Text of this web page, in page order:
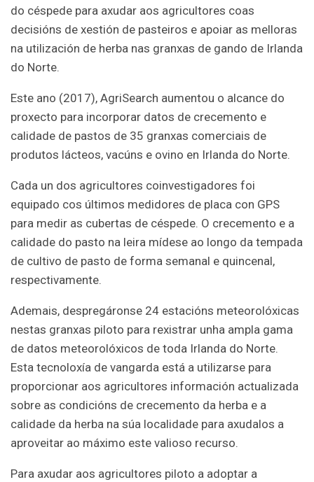
do céspede para axudar aos agricultores coas
decisións de xestión de pasteiros e apoiar as melloras
na utilización de herba nas granxas de gando de Irlanda
do Norte.
Este ano (2017), AgriSearch aumentou o alcance do
proxecto para incorporar datos de crecemento e
calidade de pastos de 35 granxas comerciais de
produtos lácteos, vacúns e ovino en Irlanda do Norte.
Cada un dos agricultores coinvestigadores foi
equipado cos últimos medidores de placa con GPS
para medir as cubertas de céspede. O crecemento e a
calidade do pasto na leira mídese ao longo da tempada
de cultivo de pasto de forma semanal e quincenal,
respectivamente.
Ademais, despregáronse 24 estacións meteorolóxicas
nestas granxas piloto para rexistrar unha ampla gama
de datos meteorolóxicos de toda Irlanda do Norte.
Esta tecnoloxía de vangarda está a utilizarse para
proporcionar aos agricultores información actualizada
sobre as condicións de crecemento da herba e a
calidade da herba na súa localidade para axudalos a
aproveitar ao máximo este valioso recurso.
Para axudar aos agricultores piloto a adoptar a